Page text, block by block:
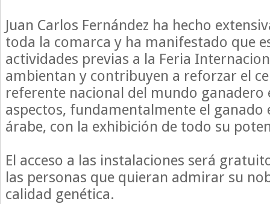
Juan Carlos Fernández ha hecho
toda la comarca y ha manifestado que
actividades previas a la Feria
ambientan y contribuyen a reforzar el
referente nacional del mundo ganadero
aspectos, fundamentalmente el ganado
árabe, con la exhibición de todo su
El acceso a las instalaciones será
las personas que quieran admirar su
calidad genética.